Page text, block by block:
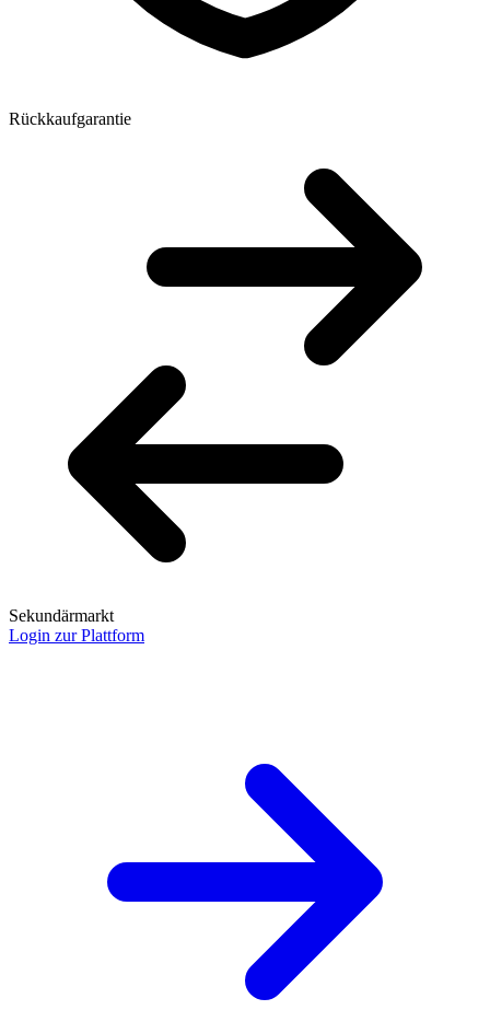
Rückkaufgarantie
Sekundärmarkt
Login zur Plattform